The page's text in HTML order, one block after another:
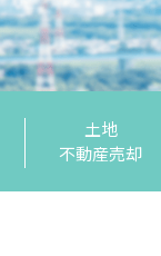
土地
不動産売却